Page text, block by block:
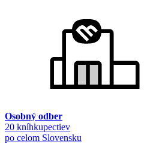
Osobný odber
20 kníhkupectiev
po celom Slovensku